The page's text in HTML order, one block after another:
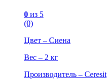
0 из 5
(0)
Цвет – Сиена
Вес – 2 кг
Производитель – Ceresit